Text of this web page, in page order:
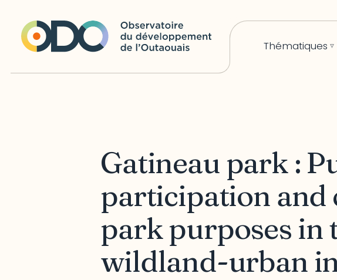
Thématiques
Gatineau park :
participation and
park purposes in
wildland-urban